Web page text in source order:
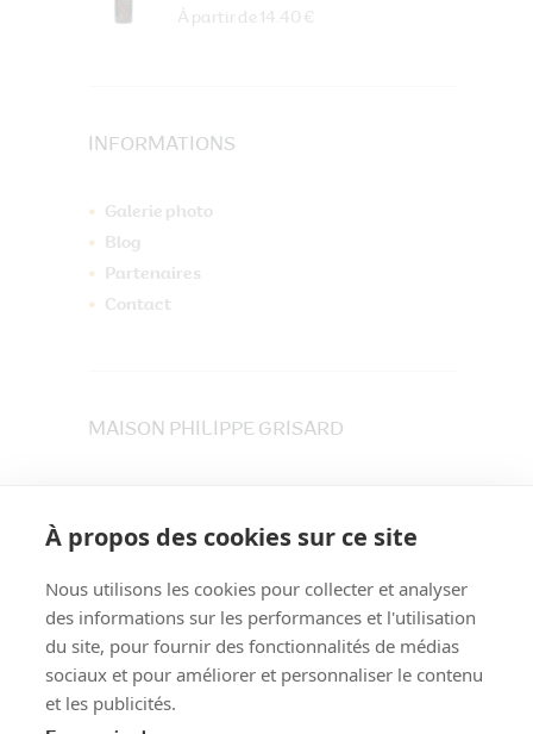
À propos des cookies sur ce site
Nous utilisons les cookies pour collecter et analyser
des informations sur les performances et l'utilisation
du site, pour fournir des fonctionnalités de médias
sociaux et pour améliorer et personnaliser le contenu
et les publicités.
À partir de 14.40 €
INFORMATIONS
Galerie photo
Blog
Partenaires
Contact
MAISON PHILIPPE GRISARD
Tél. 04 79 84 30 91